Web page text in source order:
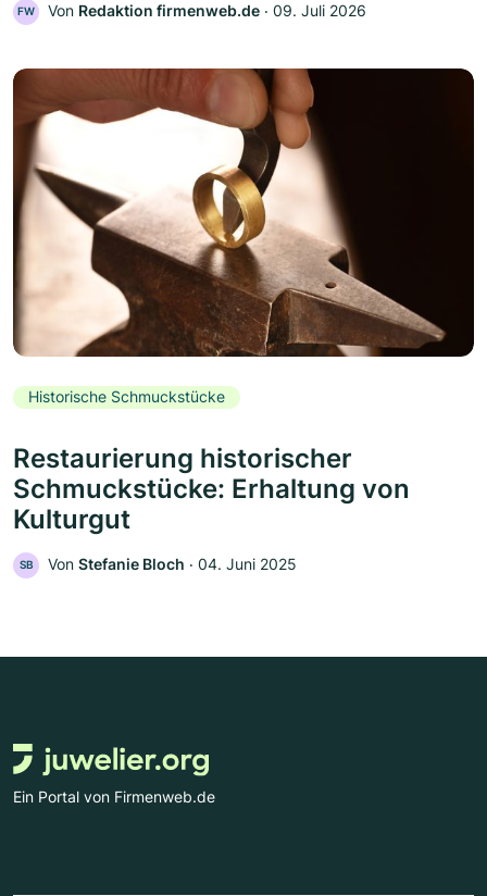
FW Von Redaktion firmenweb.de ‧ 09. Juli 2026
Historische Schmuckstücke
Restaurierung historischer
Schmuckstücke: Erhaltung von
Kulturgut
SB Von Stefanie Bloch ‧ 04. Juni 2025
Ein Portal von Firmenweb.de